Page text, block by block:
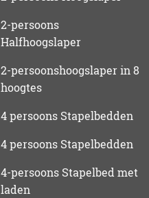
2-persoons
Halfhoogslaper
2-persoonshoogslaper in 8
hoogtes
4 persoons Stapelbedden
4 persoons Stapelbedden
4-persoons Stapelbed met
laden